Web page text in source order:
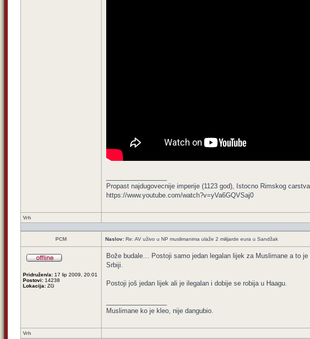
Propast najdugovecnije imperije (1123 god), Istocno Rimskog carstva
https://www.youtube.com/watch?v=yVa6GQVSaj0
Vrh
PCM Naslov: Re: AV uživo u NP muslimanima ulaže 2 milijarde eura u Sandžak
Pridružen/a: 17 lip 2009, 20:01
Postovi: 14238
Lokacija: ZG
Bože budale… Postoji samo jedan legalan lijek za Muslimane a to
Srbiji.
Postoji još jedan lijek ali je ilegalan i dobije se robija u Haagu.
Muslimane ko je kleo, nije dangubio.
Vrh